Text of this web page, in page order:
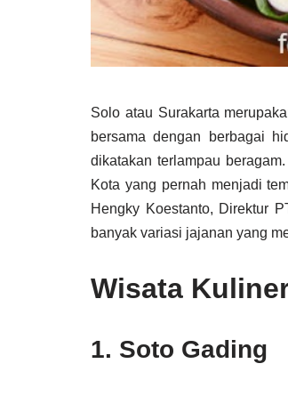
Solo atau Surakarta
bersama dengan berbagai
dikatakan terlampau
Kota yang pernah menjadi
Hengky Koestanto, Direktur
banyak variasi jajanan yang
Wisata
1. Soto Gading